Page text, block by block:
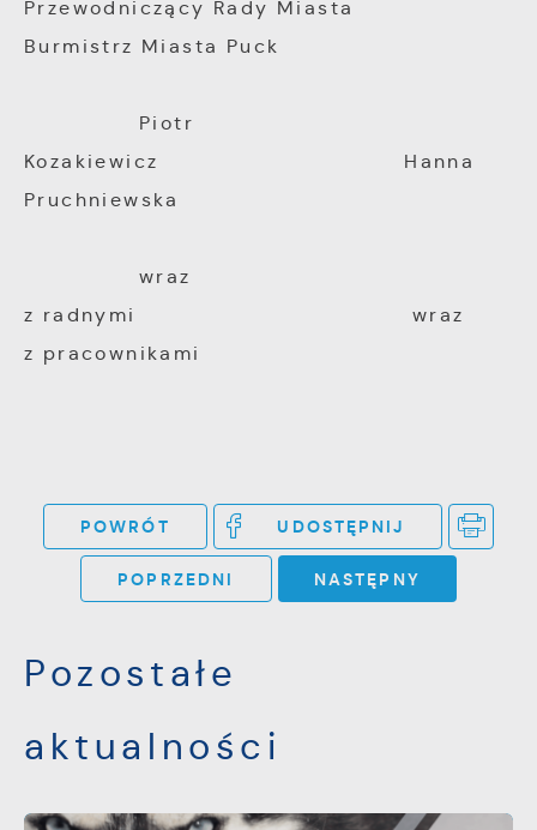
Przewodniczący Rady Miasta
Burmistrz Miasta Puck
Piotr
Kozakiewicz Hanna
Pruchniewska
wraz
z radnymi wraz
z pracownikami
POWRÓT UDOSTĘPNIJ
POPRZEDNI NASTĘPNY
Pozostałe
aktualności